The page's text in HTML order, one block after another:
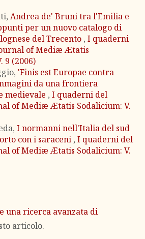
Andrea de' Bruni tra l'Emilia e
per un nuovo catalogo di
del Trecento , I quaderni
of Mediæ Ætatis
9 (2006)
'Finis est Europae contra
da una frontiera
medievale , I quaderni del
of Mediæ Ætatis Sodalicium: V.
I normanni nell'Italia del sud
con i saraceni , I quaderni del
of Mediæ Ætatis Sodalicium: V.
una ricerca avanzata di
articolo.